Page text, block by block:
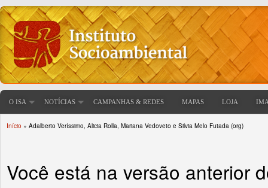
O ISA NOTÍCIAS CAMPANHAS & REDES MAPAS LOJA
Início » Adalberto Veríssimo, Alicia Rolla, Mariana Vedoveto e Silvia Melo Futada (org)
Você está na versão anterior